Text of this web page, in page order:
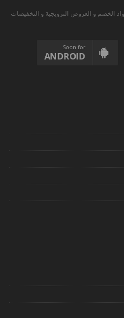
الخصم و العروض الترويجية و التخفيضات
Soon for
ANDROID